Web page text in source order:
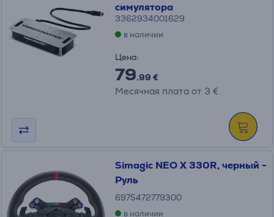
симулятора
3362934001629
в наличии
Цена:
79.99 €
Месячная плата от 3 €
Simagic NEO X 330R, черный -
Руль
6975472779300
в наличии